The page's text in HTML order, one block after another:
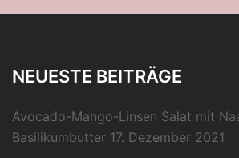
NEUESTE BEITRÄGE
Avocado-Mango-Linsen Salat mit
Basilikumbutter 17. Dezember 2021